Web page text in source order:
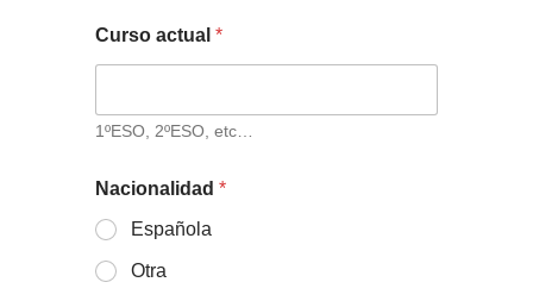
Curso actual *
1ºESO, 2ºESO, etc…
Nacionalidad *
Española
Otra